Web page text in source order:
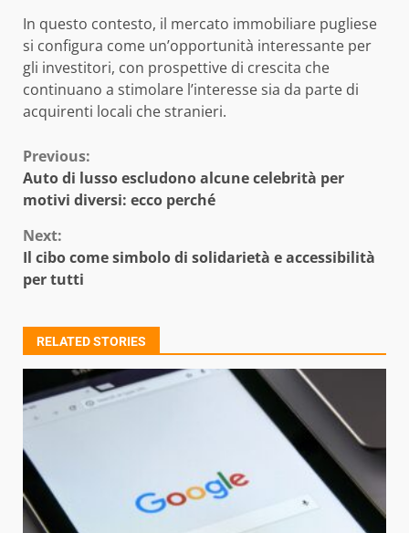
In questo contesto, il mercato immobiliare pugliese
si configura come un’opportunità interessante per
gli investitori, con prospettive di crescita che
continuano a stimolare l’interesse sia da parte di
acquirenti locali che stranieri.
Continue
Reading
Previous:
Auto di lusso escludono alcune celebrità per
motivi diversi: ecco perché
Next:
Il cibo come simbolo di solidarietà e accessibilità
per tutti
RELATED STORIES